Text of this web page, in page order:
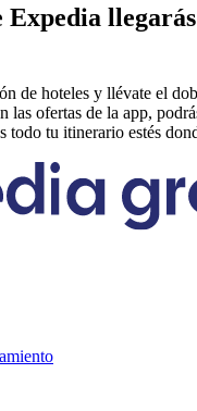
Expedia
de hoteles y llévate el
las ofertas de la app,
todo tu itinerario estés